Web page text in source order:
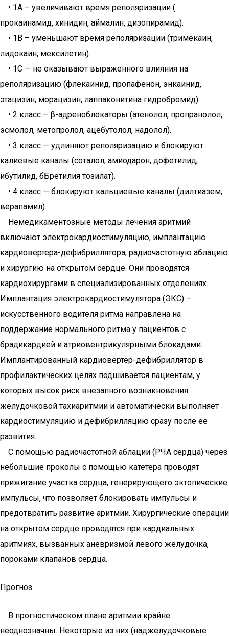
• 1А – увеличивают время реполяризации (
прокаинамид, хинидин, аймалин, дизопирамид).
• 1B – уменьшают время реполяризации (тримекаин,
лидокаин, мексилетин).
• 1C — не оказывают выраженного влияния на
реполяризацию (флекаинид, пропафенон, энкаинид,
этацизин, морацизин, лаппаконитина гидробромид).
• 2 класс – β-адреноблокаторы (атенолол, пропранолол,
эсмолол, метопролол, ацебутолол, надолол).
• 3 класс — удлиняют реполяризацию и блокируют
калиевые каналы (соталол, амиодарон, дофетилид,
ибутилид, бБретилия тозилат).
• 4 класс — блокируют кальциевые каналы (дилтиазем,
верапамил).
Немедикаментозные методы лечения аритмий
включают электрокардиостимуляцию, имплантацию
кардиовертера-дефибриллятора, радиочастотную аблацию
и хирургию на открытом сердце. Они проводятся
кардиохирургами в специализированных отделениях.
Имплантация электрокардиостимулятора (ЭКС) –
искусственного водителя ритма направлена на
поддержание нормального ритма у пациентов с
брадикардией и атриовентрикулярными блокадами.
Имплантированный кардиовертер-дефибриллятор в
профилактических целях подшивается пациентам, у
которых высок риск внезапного возникновения
желудочковой тахиаритмии и автоматически выполняет
кардиостимуляцию и дефибрилляцию сразу после ее
развития.
С помощью радиочастотной аблации (РЧА сердца) через
небольшие проколы с помощью катетера проводят
прижигание участка сердца, генерирующего эктопические
импульсы, что позволяет блокировать импульсы и
предотвратить развитие аритмии. Хирургические операции
на открытом сердце проводятся при кардиальных
аритмиях, вызванных аневризмой левого желудочка,
пороками клапанов сердца.
Прогноз
В прогностическом плане аритмии крайне
неоднозначны. Некоторые из них (наджелудочковые